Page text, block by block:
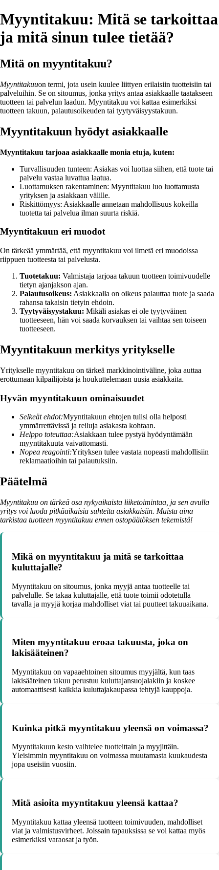
Myyntitakuu: Mitä se tarkoittaa
ja mitä sinun tulee tietää?
Mitä on myyntitakuu?
Myyntitakuuon termi, jota usein kuulee liittyen erilaisiin tuotteisiin tai
palveluihin. Se on sitoumus, jonka yritys antaa asiakkaalle taatakseen
tuotteen tai palvelun laadun. Myyntitakuu voi kattaa esimerkiksi
tuotteen takuun, palautusoikeuden tai tyytyväisyystakuun.
Myyntitakuun hyödyt asiakkaalle
Myyntitakuu tarjoaa asiakkaalle monia etuja, kuten:
Turvallisuuden tunteen: Asiakas voi luottaa siihen, että tuote tai
palvelu vastaa luvattua laatua.
Luottamuksen rakentaminen: Myyntitakuu luo luottamusta
yrityksen ja asiakkaan välille.
Riskittömyys: Asiakkaalle annetaan mahdollisuus kokeilla
tuotetta tai palvelua ilman suurta riskiä.
Myyntitakuun eri muodot
On tärkeää ymmärtää, että myyntitakuu voi ilmetä eri muodoissa
riippuen tuotteesta tai palvelusta.
Tuotetakuu: Valmistaja tarjoaa takuun tuotteen toimivuudelle
tietyn ajanjakson ajan.
Palautusoikeus: Asiakkaalla on oikeus palauttaa tuote ja saada
rahansa takaisin tietyin ehdoin.
Tyytyväisyystakuu: Mikäli asiakas ei ole tyytyväinen
tuotteeseen, hän voi saada korvauksen tai vaihtaa sen toiseen
tuotteeseen.
Myyntitakuun merkitys yritykselle
Yritykselle myyntitakuu on tärkeä markkinointiväline, joka auttaa
erottumaan kilpailijoista ja houkuttelemaan uusia asiakkaita.
Hyvän myyntitakuun ominaisuudet
Selkeät ehdot:Myyntitakuun ehtojen tulisi olla helposti
ymmärrettävissä ja reiluja asiakasta kohtaan.
Helppo toteuttaa:Asiakkaan tulee pystyä hyödyntämään
myyntitakuuta vaivattomasti.
Nopea reagointi:Yrityksen tulee vastata nopeasti mahdollisiin
reklamaatioihin tai palautuksiin.
Päätelmä
Myyntitakuu on tärkeä osa nykyaikaista liiketoimintaa, ja sen avulla
yritys voi luoda pitkäaikaisia suhteita asiakkaisiin. Muista aina
tarkistaa tuotteen myyntitakuu ennen ostopäätöksen tekemistä!
Mikä on myyntitakuu ja mitä se tarkoittaa
kuluttajalle?
Myyntitakuu on sitoumus, jonka myyjä antaa tuotteelle tai
palvelulle. Se takaa kuluttajalle, että tuote toimii odotetulla
tavalla ja myyjä korjaa mahdolliset viat tai puutteet takuuaikana.
Miten myyntitakuu eroaa takuusta, joka on
lakisääteinen?
Myyntitakuu on vapaaehtoinen sitoumus myyjältä, kun taas
lakisääteinen takuu perustuu kuluttajansuojalakiin ja koskee
automaattisesti kaikkia kuluttajakaupassa tehtyjä kauppoja.
Kuinka pitkä myyntitakuu yleensä on voimassa?
Myyntitakuun kesto vaihtelee tuotteittain ja myyjittäin.
Yleisimmin myyntitakuu on voimassa muutamasta kuukaudesta
jopa useisiin vuosiin.
Mitä asioita myyntitakuu yleensä kattaa?
Myyntitakuu kattaa yleensä tuotteen toimivuuden, mahdolliset
viat ja valmistusvirheet. Joissain tapauksissa se voi kattaa myös
esimerkiksi varaosat ja työn.